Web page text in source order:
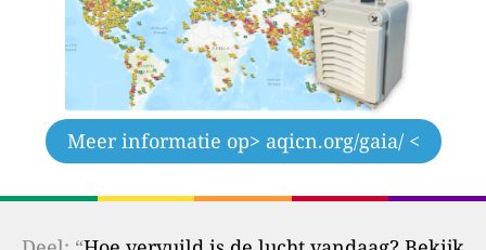
Meer informatie op> aqicn.org/gaia/ <